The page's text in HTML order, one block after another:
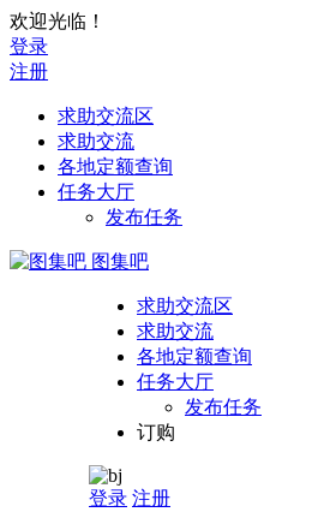
欢迎光临！
登录
注册
求助交流区
求助交流
各地定额查询
任务大厅
发布任务
图集吧
求助交流区
求助交流
各地定额查询
任务大厅
发布任务
订购
登录 注册